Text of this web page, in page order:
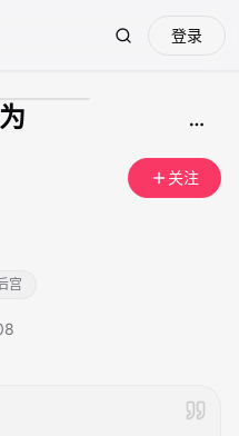
Search登录
成人内容
关注
宫